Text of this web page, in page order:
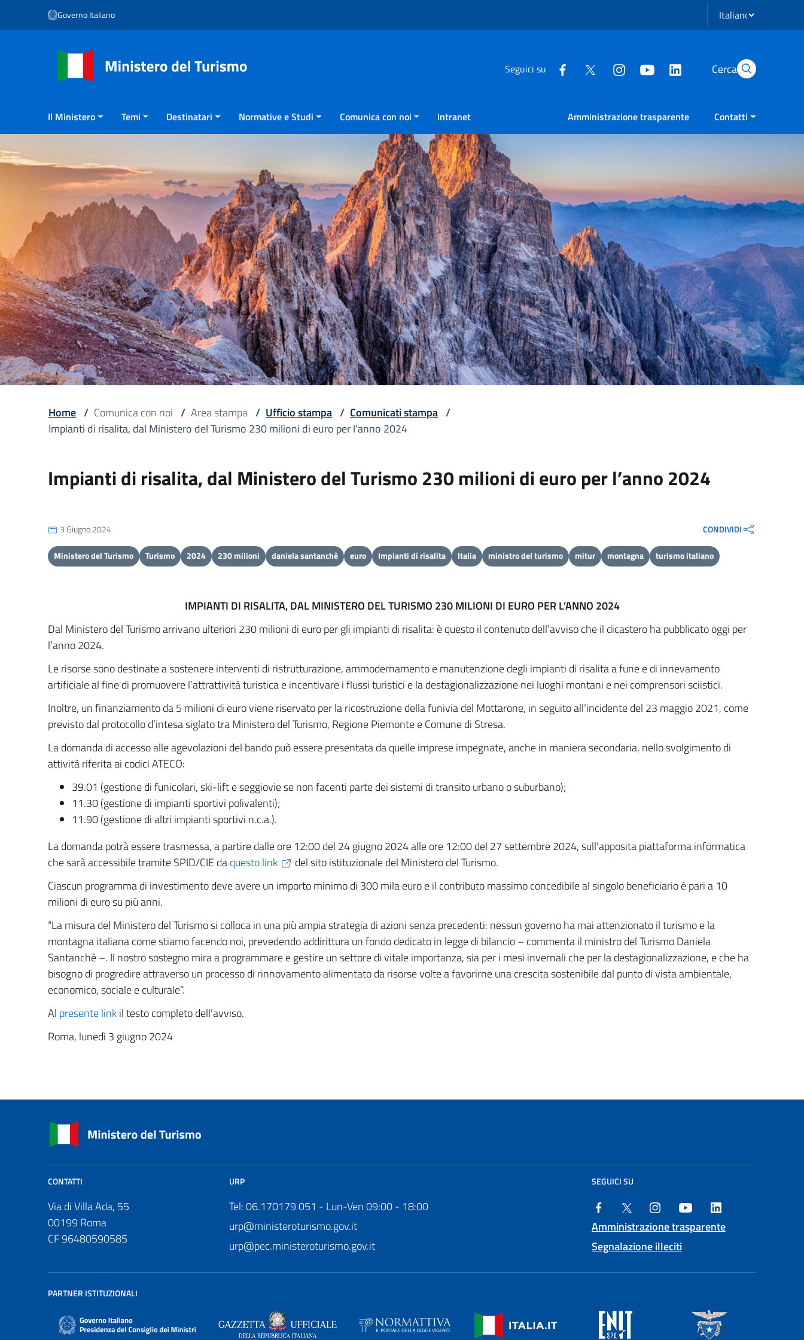
Vai ai contenuti
Vai al menu di navigazione
Governo Italiano Seleziona lingua
Seguici su Cerca
Il Ministero Temi Destinatari Normative e Studi Comunica con noi Intranet Amministrazione trasparente Contatti
Home / Comunica con noi / Area stampa / Ufficio stampa / Comunicati stampa /
Impianti di risalita, dal Ministero del Turismo 230 milioni di euro per l’anno 2024
Impianti di risalita, dal Ministero del Turismo 230 milioni di euro per l’anno 2024
3 Giugno 2024 CONDIVIDI
Ministero del Turismo Turismo 2024 230 milioni daniela santanchè euro Impianti di risalita Italia ministro del turismo mitur montagna turismo italiano
IMPIANTI DI RISALITA, DAL MINISTERO DEL TURISMO 230 MILIONI DI EURO PER L’ANNO 2024
Dal Ministero del Turismo arrivano ulteriori 230 milioni di euro per gli impianti di risalita: è questo il contenuto dell’avviso che il dicastero ha pubblicato oggi per
l’anno 2024.
Le risorse sono destinate a sostenere interventi di ristrutturazione, ammodernamento e manutenzione degli impianti di risalita a fune e di innevamento
artificiale al fine di promuovere l’attrattività turistica e incentivare i flussi turistici e la destagionalizzazione nei luoghi montani e nei comprensori sciistici.
Inoltre, un finanziamento da 5 milioni di euro viene riservato per la ricostruzione della funivia del Mottarone, in seguito all’incidente del 23 maggio 2021, come
previsto dal protocollo d’intesa siglato tra Ministero del Turismo, Regione Piemonte e Comune di Stresa.
La domanda di accesso alle agevolazioni del bando può essere presentata da quelle imprese impegnate, anche in maniera secondaria, nello svolgimento di
attività riferita ai codici ATECO:
39.01 (gestione di funicolari, ski-lift e seggiovie se non facenti parte dei sistemi di transito urbano o suburbano);
11.30 (gestione di impianti sportivi polivalenti);
11.90 (gestione di altri impianti sportivi n.c.a.).
La domanda potrà essere trasmessa, a partire dalle ore 12:00 del 24 giugno 2024 alle ore 12:00 del 27 settembre 2024, sull’apposita piattaforma informatica
che sarà accessibile tramite SPID/CIE daquesto link
del sito istituzionale del Ministero del Turismo.
Ciascun programma di investimento deve avere un importo minimo di 300 mila euro e il contributo massimo concedibile al singolo beneficiario è pari a 10
milioni di euro su più anni.
“La misura del Ministero del Turismo si colloca in una più ampia strategia di azioni senza precedenti: nessun governo ha mai attenzionato il turismo e la
montagna italiana come stiamo facendo noi, prevedendo addirittura un fondo dedicato in legge di bilancio – commenta il ministro del Turismo Daniela
Santanchè –. Il nostro sostegno mira a programmare e gestire un settore di vitale importanza, sia per i mesi invernali che per la destagionalizzazione, e che ha
bisogno di progredire attraverso un processo di rinnovamento alimentato da risorse volte a favorirne una crescita sostenibile dal punto di vista ambientale,
economico, sociale e culturale”.
Al presente linkil testo completo dell’avviso.
Roma, lunedì 3 giugno 2024
CONTATTI
Via di Villa Ada, 55
00199 Roma
CF 96480590585
URP
Tel: 06.170179 051 - Lun-Ven 09:00 - 18:00
urp@ministeroturismo.gov.it
urp@pec.ministeroturismo.gov.it
SEGUICI SU
Amministrazione trasparente
Segnalazione illeciti
PARTNER ISTITUZIONALI